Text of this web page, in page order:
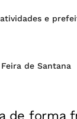
e
de Santana
de forma